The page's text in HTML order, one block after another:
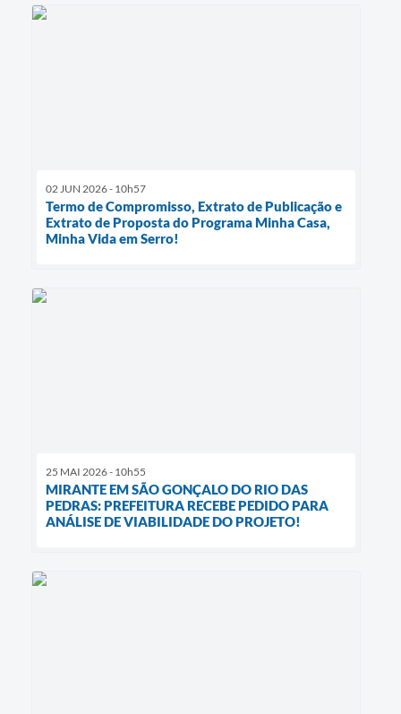
02 JUN 2026 - 10h57
Termo de Compromisso, Extrato de Publicação e
Extrato de Proposta do Programa Minha Casa,
Minha Vida em Serro!
25 MAI 2026 - 10h55
MIRANTE EM SÃO GONÇALO DO RIO DAS
PEDRAS: PREFEITURA RECEBE PEDIDO PARA
ANÁLISE DE VIABILIDADE DO PROJETO!